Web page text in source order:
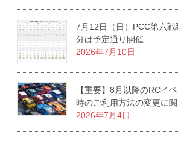
7月12日（日）PCC第六戦
分は予定通り開催
2026年7月10日
【重要】8月以降のRCイ
時のご利用方法の変更に
2026年7月4日